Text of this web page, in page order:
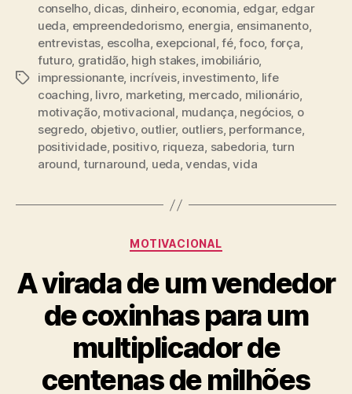
conselho, dicas, dinheiro, economia, edgar, edgar
ueda, empreendedorismo, energia, ensimanento,
entrevistas, escolha, exepcional,fé,foco, força,
futuro, gratidão, high stakes, imobiliário,
impressionante, incríveis, investimento, life
coaching, livro, marketing, mercado, milionário,
motivação, motivacional, mudança, negócios, o
segredo, objetivo, outlier, outliers, performance,
positividade, positivo, riqueza, sabedoria, turn
around, turnaround, ueda,vendas,vida
MOTIVACIONAL
A virada de um vendedor
de coxinhas para um
multiplicador de
centenas de milhões